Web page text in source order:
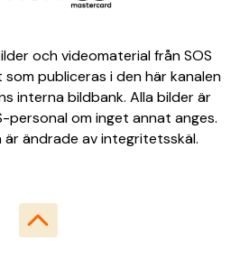
och videomaterial från SOS
publiceras i den här kanalen
interna bildbank. Alla bilder är
personal om inget annat anges.
är ändrade av integritetsskäl.